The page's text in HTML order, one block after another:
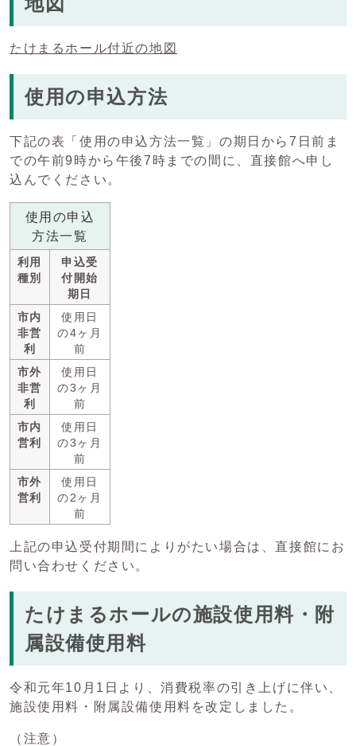
たけまるホール付近の地図
使用の申込方法
下記の表「使用の申込方法一覧」の期日から7日前ま
での午前9時から午後7時までの間に、直接館へ申し
込んでください。
使用の申込
方法一覧
利用
種別
申込受
付開始
期日
市内
非営
利
使用日
の4ヶ月
前
市外
非営
利
使用日
の3ヶ月
前
市内
営利
使用日
の3ヶ月
前
市外
営利
使用日
の2ヶ月
前
上記の申込受付期間によりがたい場合は、直接館にお
問い合わせください。
たけまるホールの施設使用料・附
属設備使用料
令和元年10月1日より、消費税率の引き上げに伴い、
施設使用料・附属設備使用料を改定しました。
（注意）